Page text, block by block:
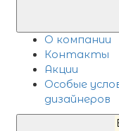
О компании
Контакты
Акции
Особые
дизайнеров